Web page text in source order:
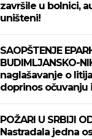
završile u bolnici,
uništeni!
SAOPŠTENJE
BUDIMLJANSKO-
naglašavanje o
doprinos očuvanju
POŽARI U SRBIJI
Nastradala jedna